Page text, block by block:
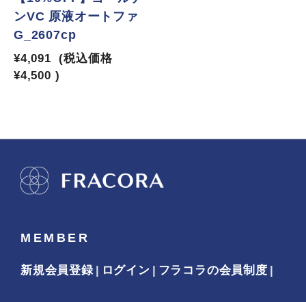
ンVC 原液オートファ
G_2607cp
¥4,091
(税込価格
¥4,500 )
MEMBER
新規会員登録 ログイン フラコラの会員制度